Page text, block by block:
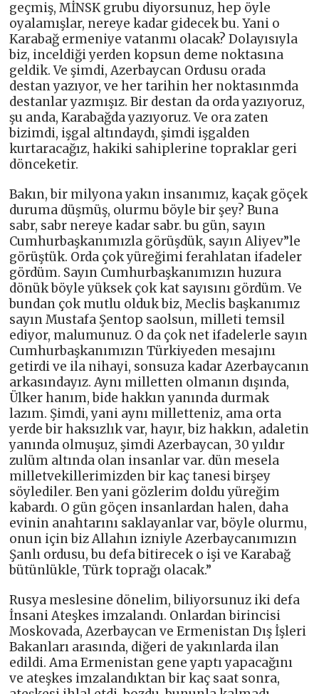
geçmiş, MİNSK grubu diyorsunuz, hep öyle
oyalamışlar, nereye kadar gidecek bu. Yani o
Karabağ ermeniye vatanmı olacak? Dolayısıyla
biz, inceldiği yerden kopsun deme noktasına
geldik. Ve şimdi, Azerbaycan Ordusu orada
destan yazıyor, ve her tarihin her noktasınmda
destanlar yazmışız. Bir destan da orda yazıyoruz,
şu anda, Karabağda yazıyoruz. Ve ora zaten
bizimdi, işgal altındaydı, şimdi işgalden
kurtaracağız, hakiki sahiplerine topraklar geri
dönceketir.
Bakın, bir milyona yakın insanımız, kaçak göçek
duruma düşmüş, olurmu böyle bir şey? Buna
sabr, sabr nereye kadar sabr. bu gün, sayın
Cumhurbaşkanımızla görüşdük, sayın Aliyev”le
görüştük. Orda çok yüreğimi ferahlatan ifadeler
gördüm. Sayın Cumhurbaşkanımızın huzura
dönük böyle yüksek çok kat sayısını gördüm. Ve
bundan çok mutlu olduk biz, Meclis başkanımız
sayın Mustafa Şentop saolsun, milleti temsil
ediyor, malumunuz. O da çok net ifadelerle sayın
Cumhurbaşkanımızın Türkiyeden mesajını
getirdi ve ila nihayi, sonsuza kadar Azerbaycanın
arkasındayız. Aynı milletten olmanın dışında,
Ülker hanım, bide hakkın yanında durmak
lazım. Şimdi, yani aynı milletteniz, ama orta
yerde bir haksızlık var, hayır, biz hakkın, adaletin
yanında olmuşuz, şimdi Azerbaycan, 30 yıldır
zulüm altında olan insanlar var. dün mesela
milletvekillerimizden bir kaç tanesi birşey
söylediler. Ben yani gözlerim doldu yüreğim
kabardı. O gün göçen insanlardan halen, daha
evinin anahtarını saklayanlar var, böyle olurmu,
onun için biz Allahın izniyle Azerbaycanımızın
Şanlı ordusu, bu defa bitirecek o işi ve Karabağ
bütünlükle, Türk toprağı olacak.”
Rusya meslesine dönelim, biliyorsunuz iki defa
İnsani Ateşkes imzalandı. Onlardan birincisi
Moskovada, Azerbaycan ve Ermenistan Dış İşleri
Bakanları arasında, diğeri de yakınlarda ilan
edildi. Ama Ermenistan gene yaptı yapacağını
ve ateşkes imzalandıktan bir kaç saat sonra,